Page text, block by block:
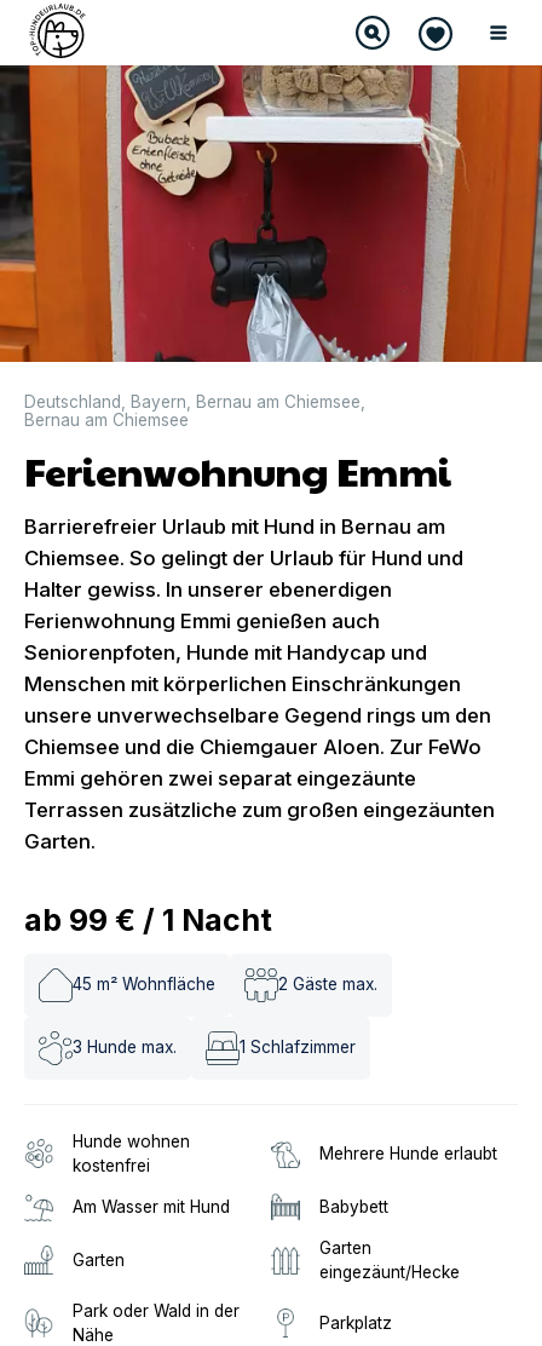
Deutschland Bayern Bernau am Chiemsee
Bernau am Chiemsee
Ferienwohnung Emmi
Barrierefreier Urlaub mit Hund in Bernau am
Chiemsee. So gelingt der Urlaub für Hund und
Halter gewiss. In unserer ebenerdigen
Ferienwohnung Emmi genießen auch
Seniorenpfoten, Hunde mit Handycap und
Menschen mit körperlichen Einschränkungen
unsere unverwechselbare Gegend rings um den
Chiemsee und die Chiemgauer Aloen. Zur FeWo
Emmi gehören zwei separat eingezäunte
Terrassen zusätzliche zum großen eingezäunten
Garten.
ab 99 € / 1 Nacht
45 m² Wohnfläche 2 Gäste max.
3 Hunde max. 1 Schlafzimmer
Hunde wohnen
kostenfrei
Mehrere Hunde erlaubt
Am Wasser mit Hund Babybett
Garten
Garten
eingezäunt/Hecke
Park oder Wald in der
Nähe
Parkplatz